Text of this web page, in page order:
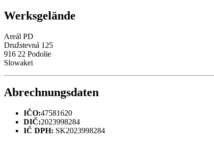
Werksgelände
Areál PD
Družstevná 125
916 22 Podolie
Slowakei
Abrechnungsdaten
IČO:47581620
DIČ:2023998284
IČ DPH: SK2023998284